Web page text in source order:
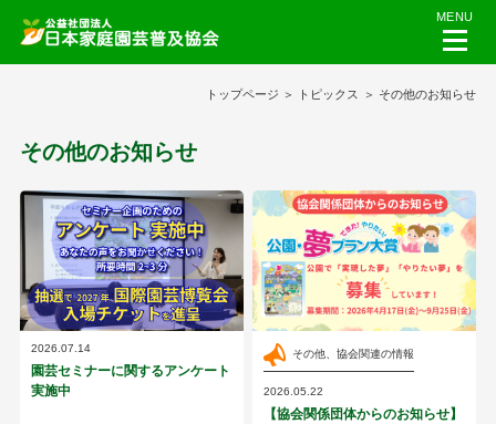
MENU
トップページ トピックス その他のお知らせ
その他のお知らせ
2026.07.14
園芸セミナーに関するアンケート
実施中
その他、協会関連の情報
2026.05.22
【協会関係団体からのお知らせ】